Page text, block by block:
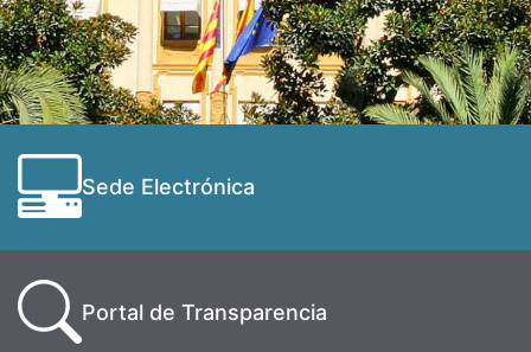
Sede Electrónica
Portal de Transparencia